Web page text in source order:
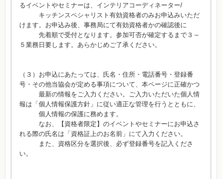
るイベントやセミナーは、インテリアコーディネーター/
キッチンスペシャリスト有効資格者のみお申込みいただ
けます。お申込み後、事務局にて有効資格者かの確認後に
先着順で受付となります。参加可否が確定するまで３～
５業務日要します。あらかじめご了承ください。
（３）お申込にあたっては、氏名・住所・電話番号・登録番
号・その他当協会が定める事項について、本ページに正確かつ
最新の情報をご入力ください。ご入力いただいた個人情
報は「個人情報保護方針」に従い適正な管理を行うとともに、
個人情報の保護に務めます。
なお、【資格者限定】のイベントやセミナーにお申込さ
れる際の氏名は「資格証上のお名前」にて入力ください。
また、資格区分を選択後、必ず登録番号を記入くださ
い。